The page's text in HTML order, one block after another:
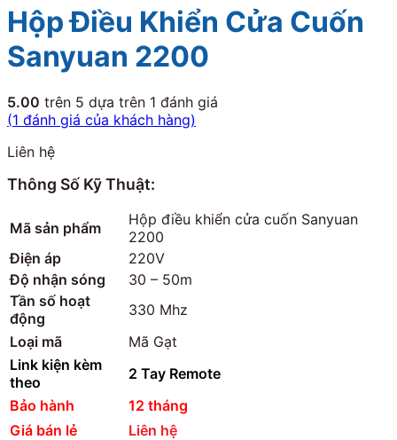
Hộp Điều Khiển Cửa Cuốn
Sanyuan 2200
5.00 trên 5 dựa trên 1 đánh giá
(1 đánh giá của khách hàng)
Liên hệ
Thông Số Kỹ Thuật:
Mã sản phẩm
Hộp điều khiển cửa cuốn Sanyuan
2200
Điện áp
220V
Độ nhận sóng
30 – 50m
Tần số hoạt
động
330 Mhz
Loại mã
Mã Gạt
Link kiện kèm
theo
2 Tay Remote
Bảo hành
12 tháng
Giá bán lẻ
Liên hệ